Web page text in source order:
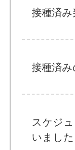
接種済
接種済
スケジ
いました